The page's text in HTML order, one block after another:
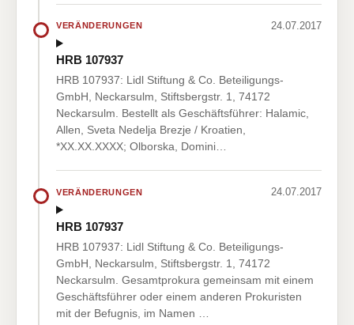
VERÄNDERUNGEN 24.07.2017
HRB 107937
HRB 107937: Lidl Stiftung & Co. Beteiligungs-
GmbH, Neckarsulm, Stiftsbergstr. 1, 74172
Neckarsulm. Bestellt als Geschäftsführer: Halamic,
Allen, Sveta Nedelja Brezje / Kroatien,
*XX.XX.XXXX; Olborska, Domini…
VERÄNDERUNGEN 24.07.2017
HRB 107937
HRB 107937: Lidl Stiftung & Co. Beteiligungs-
GmbH, Neckarsulm, Stiftsbergstr. 1, 74172
Neckarsulm. Gesamtprokura gemeinsam mit einem
Geschäftsführer oder einem anderen Prokuristen
mit der Befugnis, im Namen …